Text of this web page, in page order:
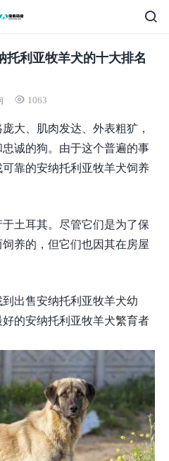
利亚牧羊犬的十大排名
1063
大、肌肉发达、外表粗犷，
诚的狗。由于这个普遍的事
靠的安纳托利亚牧羊犬饲养
土耳其。尽管它们是为了保
养的，但它们也因其在房屋
出售安纳托利亚牧羊犬幼
的安纳托利亚牧羊犬繁育者